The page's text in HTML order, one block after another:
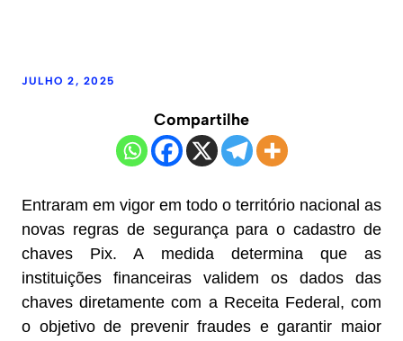
JULHO 2, 2025
Compartilhe
Entraram em vigor em todo o território nacional as
novas regras de segurança para o cadastro de
chaves Pix. A medida determina que as
instituições financeiras validem os dados das
chaves diretamente com a Receita Federal, com
o objetivo de prevenir fraudes e garantir maior